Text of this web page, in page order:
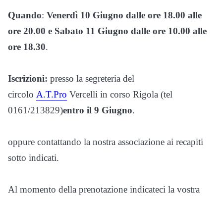
Quando: Venerdì 10 Giugno dalle ore 18.00 alle
ore 20.00 e Sabato 11 Giugno dalle ore 10.00 alle
ore 18.30.
Iscrizioni: presso la segreteria del
circolo A.T.Pro Vercelli in corso Rigola (tel
0161/213829)entro il 9 Giugno.
oppure contattando la nostra associazione ai recapiti
sotto indicati.
Al momento della prenotazione indicateci la vostra